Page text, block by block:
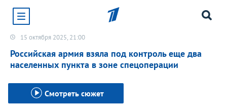
Хотите получать уведомления от сайта «Первого
канала»?
Да Не сейчас
15 октября 2025, 21:00
Российская армия взяла под контроль еще два
населенных пункта в зоне спецоперации
Смотреть сюжет